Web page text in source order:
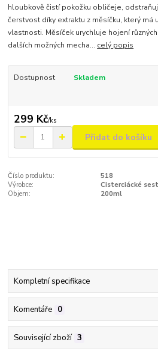
hloubkově čistí pokožku obličeje,
čerstvost díky extraktu z měsíčku, který má
vlastnosti. Měsíček urychluje hojení
dalších možných mecha... celý popis
Dostupnost Skladem
299 Kč/ks
Přidat do košíku
Číslo produktu:
518
Výrobce:
Cisterciácké
Objem:
200ml
Kompletní specifikace
Komentáře 0
Související zboží 3